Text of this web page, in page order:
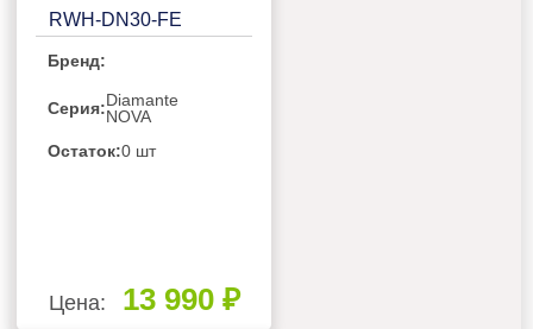
RWH-DN30-FE
Бренд:
Серия:Diamante
NOVA
Остаток:0 шт
Цена: 13 990 ₽